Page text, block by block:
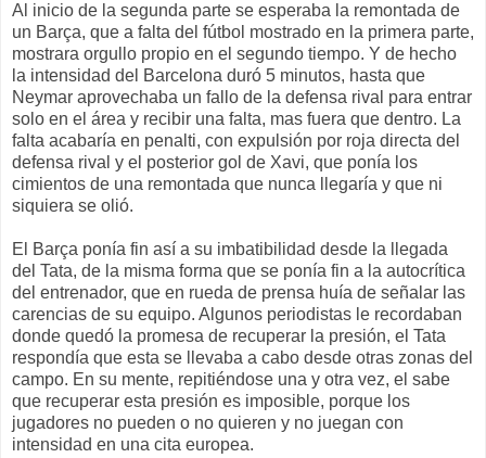
Al inicio de la segunda parte se esperaba la remontada de
un Barça, que a falta del fútbol mostrado en la primera parte,
mostrara orgullo propio en el segundo tiempo. Y de hecho
la intensidad del Barcelona duró 5 minutos, hasta que
Neymar aprovechaba un fallo de la defensa rival para entrar
solo en el área y recibir una falta, mas fuera que dentro. La
falta acabaría en penalti, con expulsión por roja directa del
defensa rival y el posterior gol de Xavi, que ponía los
cimientos de una remontada que nunca llegaría y que ni
siquiera se olió.
El Barça ponía fin así a su imbatibilidad desde la llegada
del Tata, de la misma forma que se ponía fin a la autocrítica
del entrenador, que en rueda de prensa huía de señalar las
carencias de su equipo. Algunos periodistas le recordaban
donde quedó la promesa de recuperar la presión, el Tata
respondía que esta se llevaba a cabo desde otras zonas del
campo. En su mente, repitiéndose una y otra vez, el sabe
que recuperar esta presión es imposible, porque los
jugadores no pueden o no quieren y no juegan con
intensidad en una cita europea.